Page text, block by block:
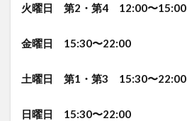
火曜日 第2・第4 12:00〜15:00
金曜日 15:30〜22:00
土曜日 第1・第3 15:30〜22:00
日曜日 15:30〜22:00